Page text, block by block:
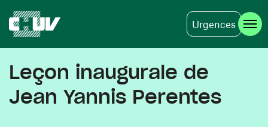
Urgences
Leçon inaugurale de
Jean Yannis Perentes